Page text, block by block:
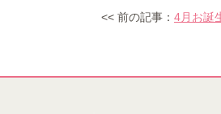
<< 前の記事： 4月お誕